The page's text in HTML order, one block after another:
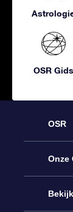
OSR Gids
OSR
Onze